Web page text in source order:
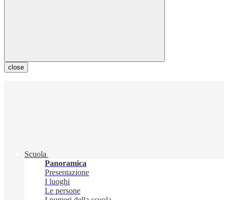
close
Scuola
Panoramica
Presentazione
I luoghi
Le persone